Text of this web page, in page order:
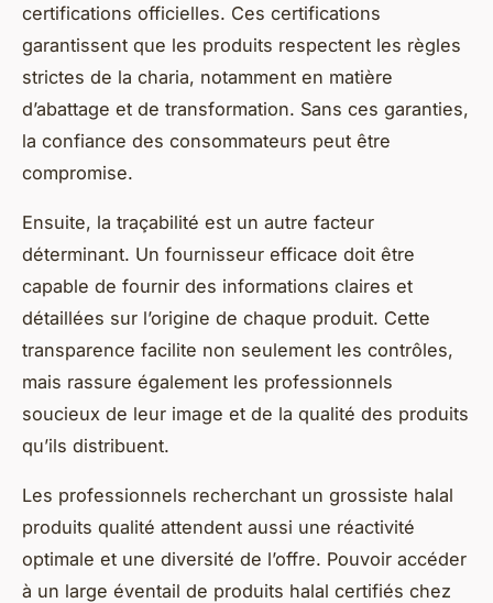
certifications officielles. Ces certifications
garantissent que les produits respectent les règles
strictes de la charia, notamment en matière
d’abattage et de transformation. Sans ces garanties,
la confiance des consommateurs peut être
compromise.
Ensuite, la traçabilité est un autre facteur
déterminant. Un fournisseur efficace doit être
capable de fournir des informations claires et
détaillées sur l’origine de chaque produit. Cette
transparence facilite non seulement les contrôles,
mais rassure également les professionnels
soucieux de leur image et de la qualité des produits
qu’ils distribuent.
Les professionnels recherchant un grossiste halal
produits qualité attendent aussi une réactivité
optimale et une diversité de l’offre. Pouvoir accéder
à un large éventail de produits halal certifiés chez